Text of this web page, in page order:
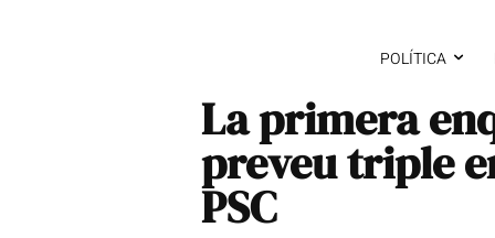
POLÍTICA
La primera
preveu triple
PSC